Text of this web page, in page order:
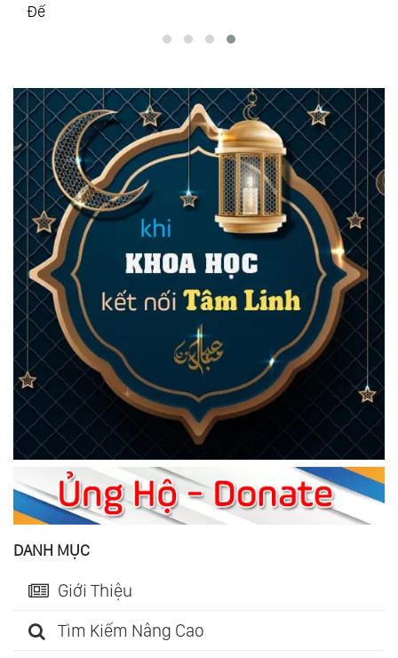
Đế
DANH MỤC
Giới Thiệu
Tìm Kiếm Nâng Cao